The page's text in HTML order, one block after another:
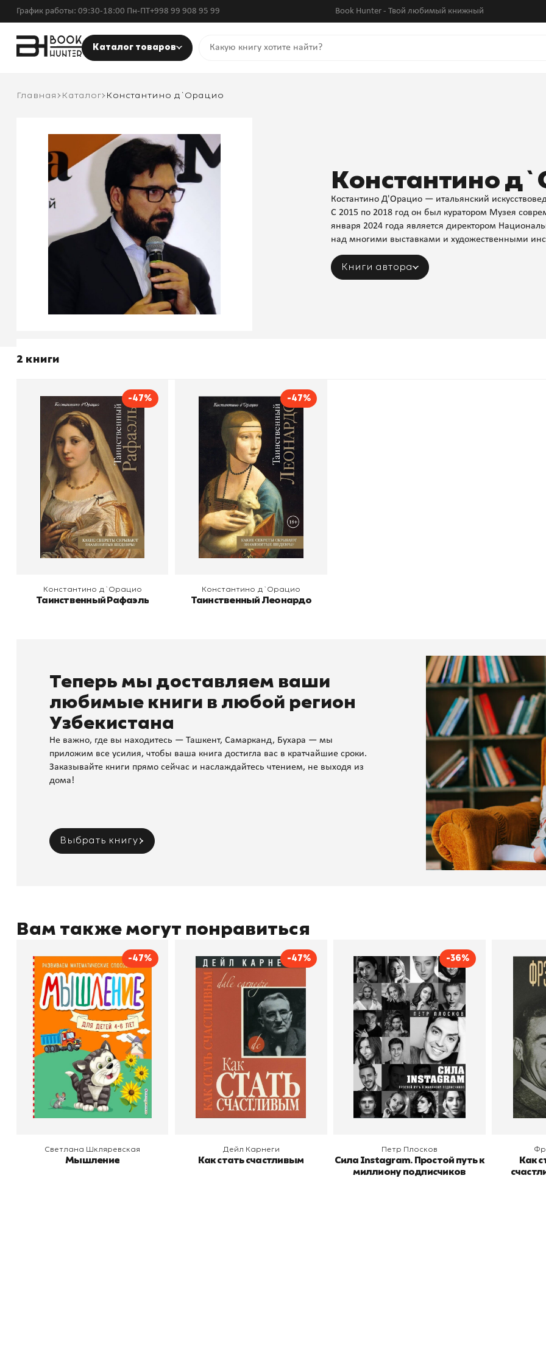
График работы: 09:30-18:00 Пн-ПТ+998 99 908 95 99 Book Hunter - Твой любимый книжный
Каталог товаров
Главная Каталог Константино д`Орацио
Константино
Костантино Д'Орацио — итальянский
С 2015 по 2018 год он был куратором Музея
января 2024 года является директором
над многими выставками и художественными
Книги автора
2 книги
-47%
Таинственный Рафаэль
Константино д`Орацио
Издательство
Эксмо
В корзину
Константино д`Орацио
Таинственный Рафаэль
-47%
Таинственный Леонардо
Константино д`Орацио
Издательство
В корзину
Константино д`Орацио
Таинственный Леонардо
Теперь мы доставляем ваши
любимые книги в любой регион
Узбекистана
Не важно, где вы находитесь — Ташкент, Самарканд, Бухара — мы
приложим все усилия, чтобы ваша книга достигла вас в кратчайшие сроки.
Заказывайте книги прямо сейчас и наслаждайтесь чтением, не выходя из
дома!
Выбрать книгу
Вам также могут понравиться
-47%
Мышление
Автор
Светлана Шкляревская
Издательство
Эксмодетство
В корзину
Светлана Шкляревская
Мышление
-47%
Как стать счастливым
Автор
Дейл Карнеги
Издательство
Попурри, Минск
В корзину
Дейл Карнеги
Как стать счастливым
-36%
Сила Instagram. Простой
путь к миллиону
подписчиков
Автор
Петр Плосков
Издательство
Бомбора
В корзину
Петр Плосков
Сила Instagram. Простой путь к
миллиону подписчиков
Как
В
Как